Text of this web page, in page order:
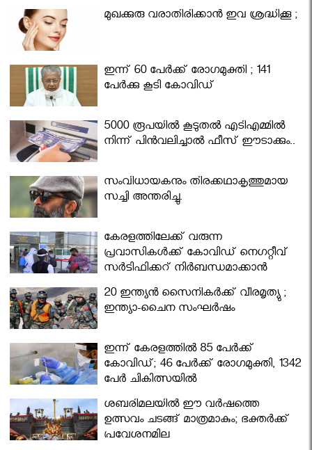
മുഖക്കുരു വരാതിരിക്കാന്‍ ഇവ ശ്രദ്ധിക്കൂ ;
ഇന്ന് 60 പേർക്ക് രോഗമുക്തി ; 141
പേര്‍ക്കു കൂടി കോവിഡ്
5000 രൂപയിൽ കൂടുതൽ എടിഎമ്മിൽ
നിന്ന് പിൻവലിച്ചാൽ ഫീസ് ഈടാക്കും..
സംവിധായകനും തിരക്കഥാകൃത്തുമായ
സച്ചി അന്തരിച്ചു.
കേരളത്തിലേക്ക് വരുന്ന
പ്രവാസികള്‍ക്ക് കോവിഡ് നെഗറ്റീവ്
സര്‍ട്ടിഫിക്കറ്റ് നിർബന്ധമാക്കാൻ
മന്ത്രിസഭ
20 ഇന്ത്യൻ സൈനികർക്ക് വീരമൃത്യു ;
ഇന്ത്യാ-ചൈന സംഘർഷം
ഇന്ന് കേരളത്തിൽ 85 പേർക്ക്
കോവിഡ്; 46 പേർക്ക് രോഗമുക്തി, 1342
പേർ ചികിത്സയിൽ
ശബരിമലയില്‍ ഈ വർഷത്തെ
ഉത്സവം ചടങ്ങ് മാത്രമാകും; ഭക്തർക്ക്
പ്രവേശനമില്ല